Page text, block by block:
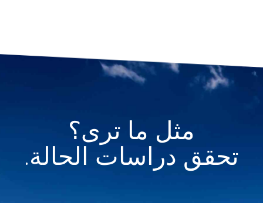
مثل ما ترى؟
تحقق دراسات الحالة.